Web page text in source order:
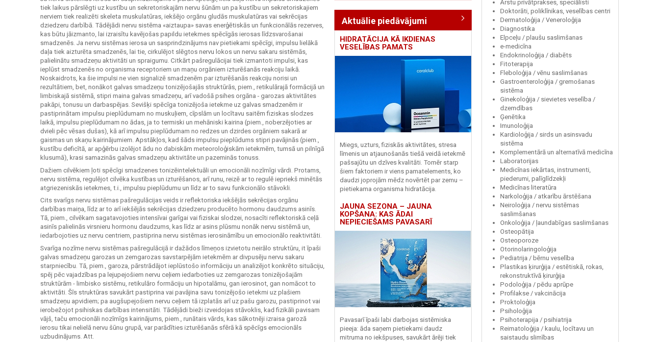
tiek laikus pārslēgti uz kustību un sekretoriskajām nervu šūnām un pa kustību un sekretoriskajiem
nerviem tiek realizēti skeleta muskulatūras, iekšējo orgānu gludās muskulatūras vai sekrēcijas
dziedzeru darbībā. Tādējādi nervu sistēma «aiztaupa» savas enerģētiskās un funkcionālās rezerves,
kas būtu jāizmanto, lai izraisītu kavējošas papildu ietekmes spēcīgās ierosas līdzsvarošanai
smadzenēs. Ja nervu sistēmas ierosa un sasprindzinājums nav pietiekami spēcīgi, impulsu lielākā
daļa tiek aizturēta smadzenēs, lai tie, cirkulējot slēgtos nervu lokos un nervu sakaru sistēmās,
palielinātu smadzeņu aktivitāti un spraigumu. Citkārt pašregulācijai tiek izmantoti impulsi, kas
ieplūst smadzenēs no organisma receptoriem un maņu orgāniem izturēšanās reakciju laikā.
Noskaidrots, ka šie impulsi ne vien signalizē smadzenēm par izturēšanās reakciju norisi un
rezultātiem, bet, nonākot galvas smadzeņu tonizējošajās struktūrās, piem., retikulārajā formācijā un
limbiskajā sistēmā, stipri maina galvas smadzeņu, arī vadošā psihes orgāna - garozas aktivitātes
pakāpi, tonusu un darbaspējas. Sevišķi spēcīga tonizējoša ietekme uz galvas smadzenēm ir
pastiprinātam impulsu pieplūdumam no muskuļiem, cīpslām un locītavu saitēm fiziskas slodzes
laikā, impulsu pieplūdumam no ādas, ja to termiski un mehāniski kairina (piem., noberzējoties ar
dvieli pēc vēsas dušas), kā arī impulsu pieplūdumam no redzes un dzirdes orgāniem sakarā ar
gaismas un skaņu kairinājumiem. Apstākļos, kad šāds impulsu pieplūdums stipri pavājinās (piem.,
kustību deficītā, ar apģērbu izolējot ādu no dabiskām meteoroloģiskām ietekmēm, tumsā un pilnīgā
klusumā), krasi samazinās galvas smadzeņu aktivitāte un pazeminās tonuss.
Dažiem cilvēkiem ļoti spēcīgi smadzenes tonizēintelektuāli un emocionāli nozīmīgi vārdi. Protams,
nervu sistēma, regulējot cilvēka kustības un izturēšanos, arī runu, reizē ar to regulē iepriekš minētās
atgriezeniskās ietekmes, t.i., impulsu pieplūdumu un līdz ar to savu funkcionālo stāvokli.
Cits svarīgs nervu sistēmas pašregulācijas veids ir reflektoriska iekšējās sekrēcijas orgānu
darbības maiņa, līdz ar to arī iekšējās sekrēcijas dziedzeru producēto hormonu daudzums asinīs.
Tā, piem., cilvēkam sagatavojoties intensīvai garīgai vai fiziskai slodzei, nosacīti reflektoriskā ceļā
asinīs palielinās virsnieru hormonu daudzums, kas līdz ar asins plūsmu nonāk nervu sistēmā un,
iedarbojoties uz nervu centriem, pastiprina nervu sistēmas ierosināmību un emocionālo reaktivitāti.
Svarīga nozīme nervu sistēmas pašregulācijā ir dažādos līmeņos izvietotu neirālo struktūru, it īpaši
galvas smadzeņu garozas un zemgarozas savstarpējām ietekmēm ar divpusēju nervu sakaru
starpniecību. Tā, piem., garoza, pārstrādājot ieplūstošo informāciju un analizējot konkrēto situāciju,
spēj pēc vajadzības pa lejupejošiem nervu ceļiem iedarboties uz zemgarozas tonizējošajām
struktūrām - limbisko sistēmu, retikulāro formāciju un hipotalāmu, gan ierosinot, gan nomācot to
aktivitāti. Šīs struktūras savukārt pastiprina vai pavājina savu tonizējošo ietekmi uz plašiem
smadzeņu apvidiem; pa augšupejošiem nervu ceļiem tā izplatās arī uz pašu garozu, pastiprinot vai
ierobežojot psihiskas darbības intensitāti. Tādējādi bieži izveidojas stāvoklis, kad fizikāli pavisam
vājš, taču emocionāli nozīmīgs kairinājums, piem., runātais vārds, kas sākotnēji izraisa garozā
ierosu tikai nelielā nervu šūnu grupā, var parādīties izturēšanās sfērā kā spēcīgs emocionāls
uzbudinājums. Att.
Aktuālie piedāvājumi
HIDRATĀCIJA KĀ IKDIENAS
VESELĪBAS PAMATS
Miegs, uzturs, fiziskās aktivitātes, stresa
līmenis un atjaunošanās tiešā veidā ietekmē
pašsajūtu un dzīves kvalitāti. Tomēr starp
šiem faktoriem ir viens pamatelements, ko
daudzi joprojām mēdz novērtēt par zemu –
pietiekama organisma hidratācija.
JAUNA SEZONA – JAUNA
KOPŠANA: KAS ĀDAI
NEPIECIEŠAMS PAVASARĪ
Pavasarī īpaši labi darbojas sistēmiska
pieeja: āda saņem pietiekami daudz
mitruma no iekšpuses, savukārt ārēji tiek
Ārstu privātprakses, speciālisti
Doktorāti, poliklīnikas, veselības centri
Dermatoloģija / Veneroloģija
Diagnostika
Elpceļu / plaušu saslimšanas
e-medicīna
Endokrinoloģija / diabēts
Fitoterapija
Fleboloģija / vēnu saslimšanas
Gastroenteroloģija / gremošanas
sistēma
Ginekoloģija / sievietes veselība /
dzemdības
Ģenētika
Imunoloģija
Kardioloģija / sirds un asinsvadu
sistēma
Komplementārā un alternatīvā medicīna
Laboratorijas
Medicīnas iekārtas, instrumenti,
piederumi, palīglīdzekļi
Medicīnas literatūra
Narkoloģija / atkarību ārstēšana
Neiroloģija / nervu sistēmas
saslimšanas
Onkoloģija / ļaundabīgas saslimšanas
Osteopātija
Osteoporoze
Otorinolaringoloģija
Pediatrija / bērnu veselība
Plastikas ķirurģija / estētiskā, rokas,
rekonstruktīvā ķirurģija
Podoloģija / pēdu aprūpe
Profilakse / vakcinācija
Proktoloģija
Psiholoģija
Psihoterapija / psihiatrija
Reimatoloģija / kaulu, locītavu un
saistaudu slimības